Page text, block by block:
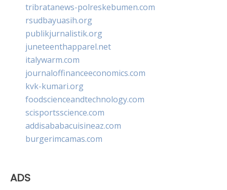
tribratanews-polreskebumen.com
rsudbayuasih.org
publikjurnalistik.org
juneteenthapparel.net
italywarm.com
journaloffinanceeconomics.com
kvk-kumari.org
foodscienceandtechnology.com
scisportsscience.com
addisababacuisineaz.com
burgerimcamas.com
ADS